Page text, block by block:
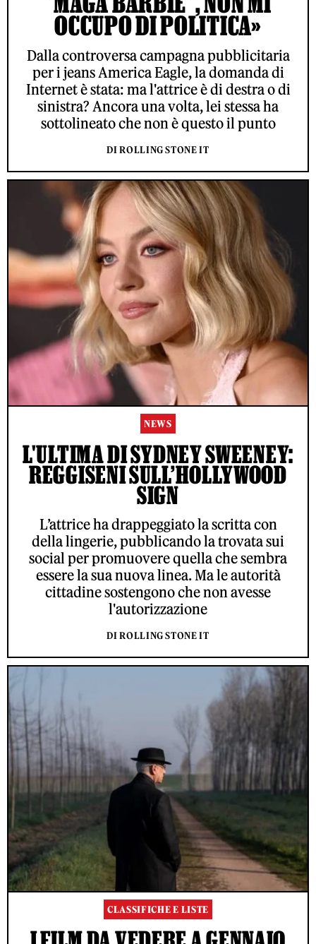
OCCUPO DI POLITICA»
Dalla controversa campagna pubblicitaria
per i jeans America Eagle, la domanda di
Internet è stata: ma l'attrice è di destra o di
sinistra? Ancora una volta, lei stessa ha
sottolineato che non è questo il punto
DI ROLLING STONE IT
NEWS
L'ULTIMA DI SYDNEY SWEENEY:
REGGISENI SULL’HOLLYWOOD
SIGN
L’attrice ha drappeggiato la scritta con
della lingerie, pubblicando la trovata sui
social per promuovere quella che sembra
essere la sua nuova linea. Ma le autorità
cittadine sostengono che non avesse
l'autorizzazione
DI ROLLING STONE IT
CLASSIFICHE E LISTE